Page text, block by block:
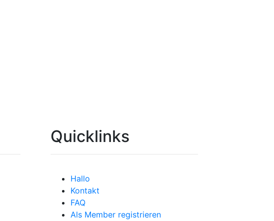
Quicklinks
Hallo
Kontakt
FAQ
Als Member registrieren